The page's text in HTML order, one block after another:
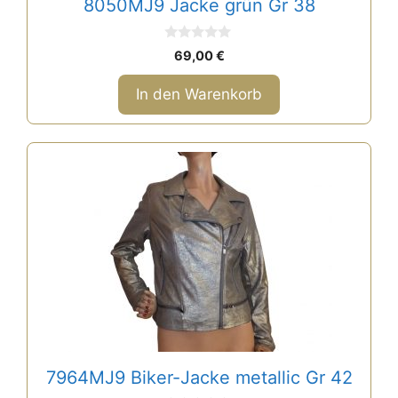
8050MJ9 Jacke grün Gr 38
o
n
5
69,00€
In den Warenkorb
7964MJ9 Biker-Jacke metallic Gr 42